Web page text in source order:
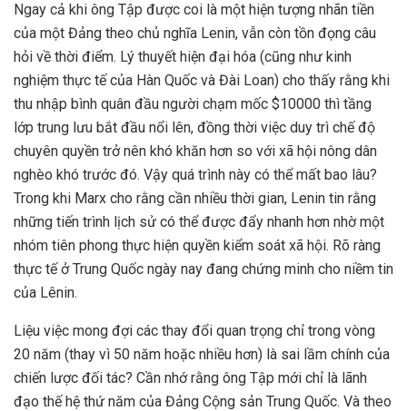
Ngay cả khi ông Tập được coi là một hiện tượng nhãn tiền
của một Đảng theo chủ nghĩa Lenin, vẫn còn tồn đọng câu
hỏi về thời điểm. Lý thuyết hiện đại hóa (cũng như kinh
nghiệm thực tế của Hàn Quốc và Đài Loan) cho thấy rằng khi
thu nhập bình quân đầu người chạm mốc $10000 thì tầng
lớp trung lưu bắt đầu nổi lên, đồng thời việc duy trì chế độ
chuyên quyền trở nên khó khăn hơn so với xã hội nông dân
nghèo khó trước đó. Vậy quá trình này có thể mất bao lâu?
Trong khi Marx cho rằng cần nhiều thời gian, Lenin tin rằng
những tiến trình lịch sử có thể được đẩy nhanh hơn nhờ một
nhóm tiên phong thực hiện quyền kiểm soát xã hội. Rõ ràng
thực tế ở Trung Quốc ngày nay đang chứng minh cho niềm tin
của Lênin.
Liệu việc mong đợi các thay đổi quan trọng chỉ trong vòng
20 năm (thay vì 50 năm hoặc nhiều hơn) là sai lầm chính của
chiến lược đối tác? Cần nhớ rằng ông Tập mới chỉ là lãnh
đạo thế hệ thứ năm của Đảng Cộng sản Trung Quốc. Và theo